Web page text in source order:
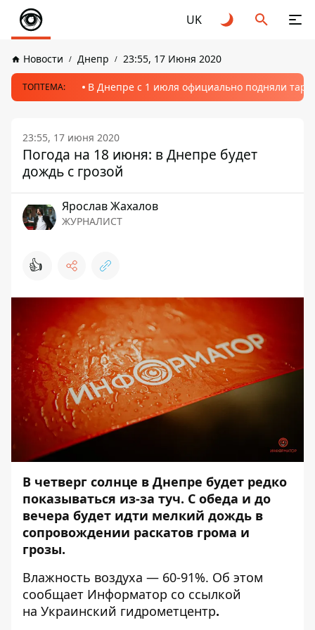
UK
Новости Днепр 23:55, 17 Июня 2020
ТОПТЕМА: В Днепре с 1 июля официально подняли
23:55, 17 июня 2020
Погода на 18 июня: в Днепре будет
дождь с грозой
Ярослав Жахалов
ЖУРНАЛИСТ
👍
В четверг солнце в Днепре будет редко
показываться из-за туч. С обеда и до
вечера будет идти мелкий дождь в
сопровождении раскатов грома и
грозы.
Влажность воздуха — 60-91%. Об этом
сообщает Информатор со ссылкой
на Украинский гидрометцентр.